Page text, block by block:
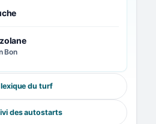
Bon
lexique du turf
des autostarts